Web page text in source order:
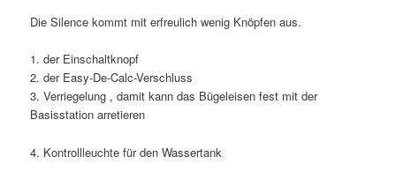
Die Silence kommt mit erfreulich wenig Knöpfen aus.
1. der Einschaltknopf
2. der Easy-De-Calc-Verschluss
3. Verriegelung , damit kann das Bügeleisen fest mit der
Basisstation arretieren
4. Kontrollleuchte für den Wassertank